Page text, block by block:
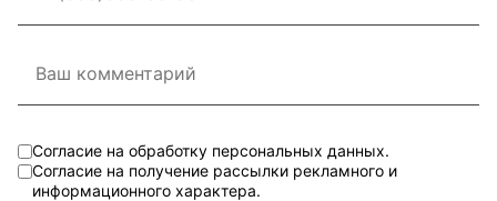
Согласие на обработку персональных данных.
Согласие на получение рассылки рекламного и
информационного характера.